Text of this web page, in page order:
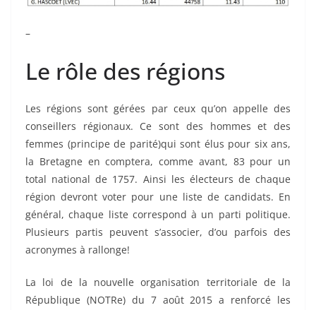
–
Le rôle des régions
Les régions sont gérées par ceux qu’on appelle des
conseillers régionaux. Ce sont des hommes et des
femmes (principe de parité)qui sont élus pour six ans,
la Bretagne en comptera, comme avant, 83 pour un
total national de 1757. Ainsi les électeurs de chaque
région devront voter pour une liste de candidats. En
général, chaque liste correspond à un parti politique.
Plusieurs partis peuvent s’associer, d’ou parfois des
acronymes à rallonge!
La loi de la nouvelle organisation territoriale de la
République (NOTRe) du 7 août 2015 a renforcé les